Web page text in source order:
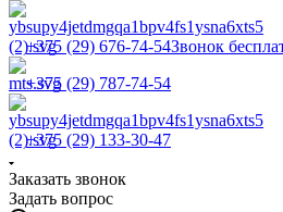
+375 (29) 676-74-54Звонок
+375 (29) 787-74-54
+375 (29) 133-30-47
Заказать звонок
Задать вопрос